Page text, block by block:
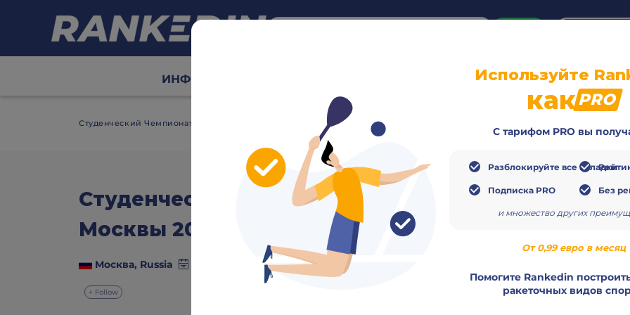
ИНФО Матчи Игроки
Студенческий Чемпионат Москвы 2025
Студенческий Чемпионат
Москвы 2025
Москва, Russia 20 September - 21 September 2025
+ Follow
Используйте
какPRO
С тарифом PRO вы
Разблокируйте все вкладки
Подписка PRO Без
и множество других
От 0,99 евро в месяц
Помогите Rankedin
ракеточных видов